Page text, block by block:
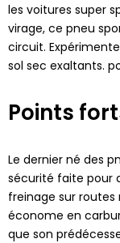
les voitures super
virage, ce pneu
circuit.
sol sec exaltants.
Points
Le dernier né des
sécurité faite pour
freinage sur routes
économe en
que son